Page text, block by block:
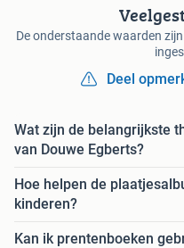
De onderstaande waarden
Deel
Wat zijn de belangrijkste
van Douwe Egberts?
Hoe helpen de
kinderen?
Kan ik prentenboeken